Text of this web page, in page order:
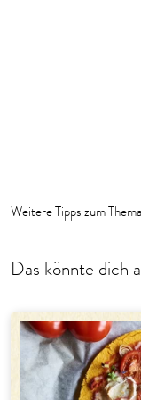
Weitere Tipps zum
Das könnte dich